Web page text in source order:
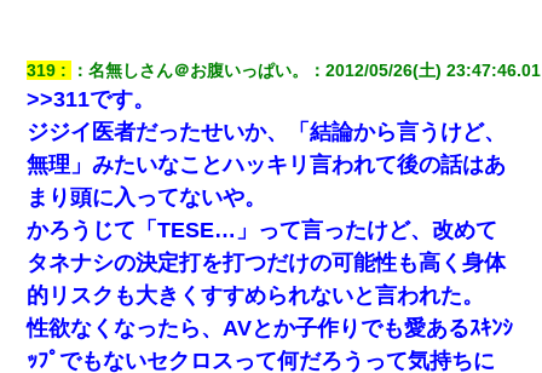
ていき、1時間後に号泣しながら出てきて…
三年働いてたパートを突然クビになった。しかし元職場の主要取
引先のトップが母方の叔父だったので…
義兄嫁「娘が大学に入ったら下宿させて」私「しつこい、学校斡
旋のアパートに行け」→ 旦那が義兄に通報したら「志望校を変え
ろ！」とキレて・・・
ミスした新人(
)に冗談で「行為させてくれたら許してあげる」
って言ったら・・・
319 ：名無しさん＠お腹いっぱい。 ：2012/05/26(土)
>>311です。
ジジイ医者だったせいか、「結論から言うけど、
無理」みたいなことハッキリ言われて後の話はあ
まり頭に入ってないや。
かろうじて「TESE…」って言ったけど、改めて
タネナシの決定打を打つだけの可能性も高く身体
的リスクも大きくすすめられないと言われた。
性欲なくなったら、AVとか子作りでも愛あるｽｷﾝｼ
ｯﾌﾟでもないセクロスって何だろうって気持ちに